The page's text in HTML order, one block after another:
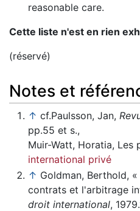
reasonable care.
Cette liste n'est en rien
(réservé)
Notes et
↑ cf.Paulsson, Jan,
pp.55 et s.,
Muir-Watt, Horatia, Les
international privé
↑ Goldman, Berthold,
contrats et l'arbitrage
droit international,